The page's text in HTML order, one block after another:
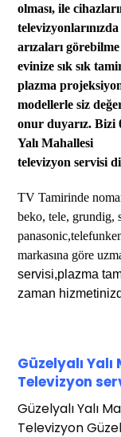
olması,ilecihazları
arızaları
evinize sık sık
plazma
modellerle siz
onur duyarız. Bizi
Yalı Mahallesi
televizyon servisi
TV Tamirinde
beko,tele, grundig,
markasına göre
servisi,plazma
zaman
Güzelyalı
Televizyon
Güzelyalı Yalı
Televizyon